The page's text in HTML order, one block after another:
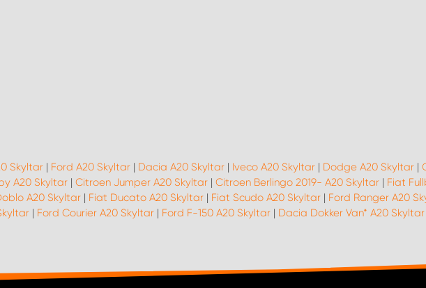
Skyltar| Ford A20 Skyltar| Dacia A20 Skyltar| Iveco A20 Skyltar| Dodge A20 Skyltar|
A20 Skyltar| Citroen Jumper A20 Skyltar| Citroen Berlingo 2019- A20 Skyltar| Fiat
A20 Skyltar| Fiat Ducato A20 Skyltar| Fiat Scudo A20 Skyltar| Ford Ranger A20
| Ford Courier A20 Skyltar| Ford F-150 A20 Skyltar| Dacia Dokker Van* A20 Skyltar